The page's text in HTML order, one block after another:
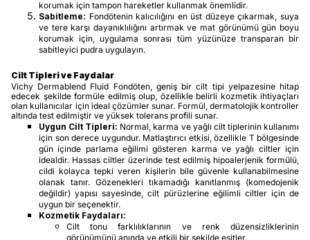
korumak için tampon hareketler kullanmak önemlidir.
Sabitleme: Fondötenin kalıcılığını en üst düzeye çıkarmak, suya
ve tere karşı dayanıklılığını artırmak ve mat görünümü gün boyu
korumak için, uygulama sonrası tüm yüzünüze transparan bir
sabitleyici pudra uygulayın.
Cilt Tipleri ve Faydalar
Vichy Dermablend Fluid Fondöten, geniş bir cilt tipi yelpazesine hitap
edecek şekilde formüle edilmiş olup, özellikle belirli kozmetik ihtiyaçları
olan kullanıcılar için ideal çözümler sunar. Formül, dermatolojik kontroller
altında test edilmiştir ve yüksek tolerans profili sunar.
Uygun Cilt Tipleri: Normal, karma ve yağlı cilt tiplerinin kullanımı
için son derece uygundur. Matlaştırıcı etkisi, özellikle T bölgesinde
gün içinde parlama eğilimi gösteren karma ve yağlı ciltler için
idealdir. Hassas ciltler üzerinde test edilmiş hipoalerjenik formülü,
cildi kolayca tepki veren kişilerin bile güvenle kullanabilmesine
olanak tanır. Gözenekleri tıkamadığı kanıtlanmış (komedojenik
değildir) yapısı sayesinde, cilt pürüzlerine eğilimli ciltler için de
uygun bir seçenektir.
Kozmetik Faydaları:
Cilt tonu farklılıklarının ve renk düzensizliklerinin
görünümünü anında ve etkili bir şekilde eşitler.